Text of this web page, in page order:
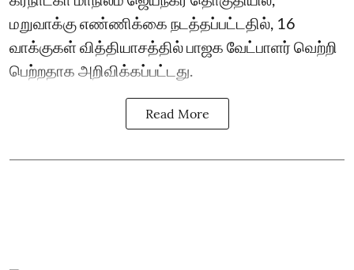
மறுவாக்கு எண்ணிக்கை நடத்தப்பட்டதில், 16
வாக்குகள் வித்தியாசத்தில் பாஜக வேட்பாளர் வெற்றி
பெற்றதாக அறிவிக்கப்பட்டது.
Read More